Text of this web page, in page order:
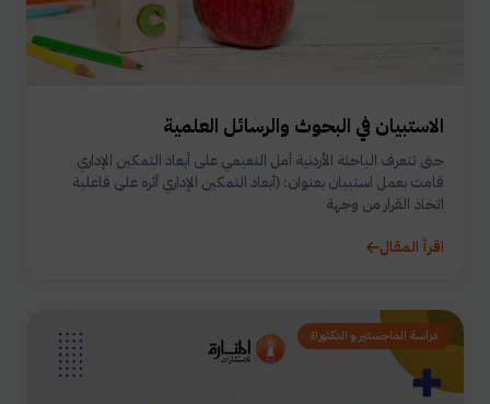
الاستبيان في البحوث والرسائل العلمية
حتى تتعرف الباحثة الأردنية أمل النعيمي على أبعاد التمكين الإداري
قامت بعمل استبيان بعنوان: (أبعاد التمكين الإداري أثره على فاعلية
اتخاذ القرار من وجهة
اقرأ المقال
دراسة الماجستير و الدكتوراة